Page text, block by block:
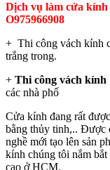
Dịch vụ làm cửa
O975966908
+ Thi công vách kính
trắng trong.
+ Thi công vách kính
các nhà phố
Cửa kính đang rất
bằng thủy tinh,.. Được
nghề mới tạo lên sản
kính chúng tôi nắm
cao ở HCM.